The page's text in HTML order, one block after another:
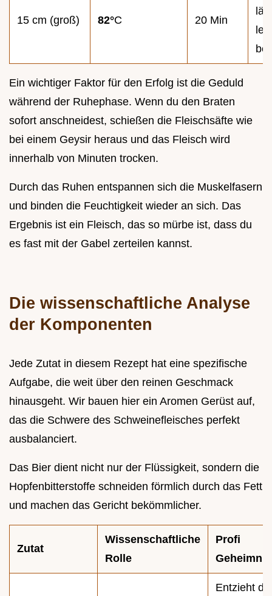
15 cm (groß) 82°C 20 Min
Ein wichtiger Faktor für den Erfolg ist die Geduld
während der Ruhephase. Wenn du den Braten
sofort anschneidest, schießen die Fleischsäfte wie
bei einem Geysir heraus und das Fleisch wird
innerhalb von Minuten trocken.
Durch das Ruhen entspannen sich die Muskelfasern
und binden die Feuchtigkeit wieder an sich. Das
Ergebnis ist ein Fleisch, das so mürbe ist, dass du
es fast mit der Gabel zerteilen kannst.
Die wissenschaftliche Analyse
der Komponenten
Jede Zutat in diesem Rezept hat eine spezifische
Aufgabe, die weit über den reinen Geschmack
hinausgeht. Wir bauen hier ein Aromen Gerüst auf,
das die Schwere des Schweinefleisches perfekt
ausbalanciert.
Das Bier dient nicht nur der Flüssigkeit, sondern die
Hopfenbitterstoffe schneiden förmlich durch das Fett
und machen das Gericht bekömmlicher.
Zutat
Wissenschaftliche
Rolle
Profi
Geheimnis
Entzieht